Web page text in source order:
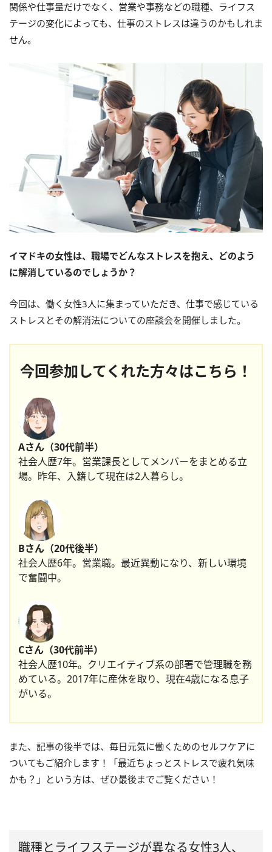
関係や仕事量だけでなく、営業や事務などの職種、ライフス
テージの変化によっても、仕事のストレスは違うのかもしれま
せん。
イマドキの女性は、職場でどんなストレスを抱え、どのよう
に解消しているのでしょうか？
今回は、働く女性3人に集まっていただき、仕事で感じている
ストレスとその解消法についての座談会を開催しました。
今回参加してくれた方々はこちら！
Aさん（30代前半）
社会人歴7年。営業課長としてメンバーをまとめる立
場。昨年、入籍して現在は2人暮らし。
Bさん（20代後半）
社会人歴6年。営業職。最近異動になり、新しい環境
で奮闘中。
Cさん（30代前半）
社会人歴10年。クリエイティブ系の部署で管理職を務
めている。2017年に産休を取り、現在4歳になる息子
がいる。
また、記事の後半では、毎日元気に働くためのセルフケアに
ついてもご紹介します！「最近ちょっとストレスで疲れ気味
かも？」という方は、ぜひ最後までご覧ください！
職種とライフステージが異なる女性3人、